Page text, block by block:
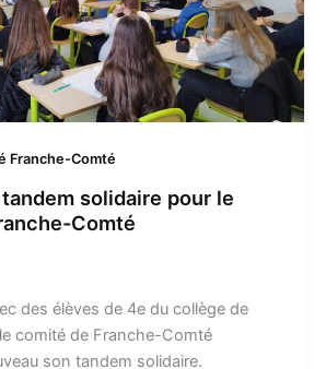
Franche-Comté
solidaire pour le
Comté
des élèves de 4e du collège de
comité de Franche-Comté
son tandem solidaire.